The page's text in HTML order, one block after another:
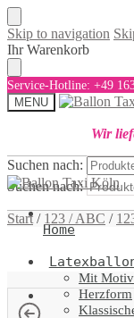
Skip to navigation
Ihr Warenkorb
Service-Hotline: +49
MENU
Wir
Suchen nach:
Suchen nach:
Home
Mit Motiv
Herzform
Start / 123 / ABC /